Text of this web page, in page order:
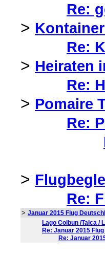
Re:
>
Re:
> Heiraten
Re:
> Pomaire
Re:
>
Re:
> Januar 2015 Flug
Lago Colbun /Talca /
Re: Januar 2015
Re: Januar